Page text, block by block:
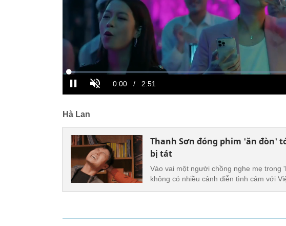
Hà Lan
Thanh Sơn đóng phim 'ăn đòn'
bị tát
Vào vai một người chồng nghe mẹ trong
không có nhiều cảnh diễn tình cảm với